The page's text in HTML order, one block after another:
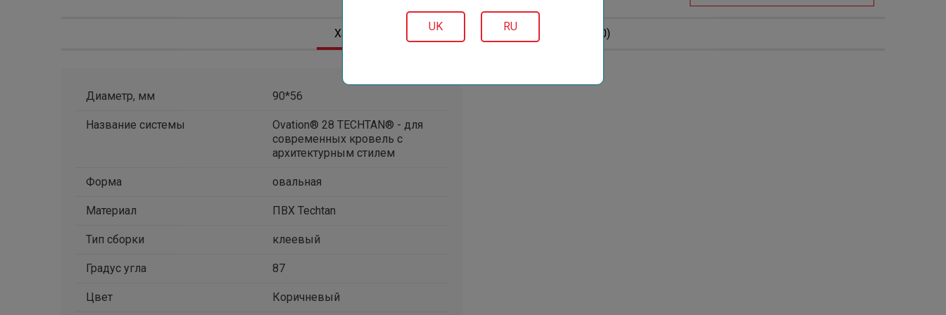
UK RU
€16.50
Характеристики Описание Отзывов (0)
Диаметр, мм 90*56
Название системы
Ovation® 28 TECHTAN® - для
современных кровель с
архитектурным стилем
Форма овальная
Материал ПВХ Techtan
Тип сборки клеевый
Градус угла 87
Цвет Коричневый